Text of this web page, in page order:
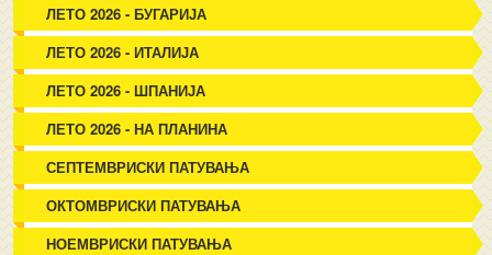
ЛЕТО 2026 - БУГАРИЈА
ЛЕТО 2026 - ИТАЛИЈА
ЛЕТО 2026 - ШПАНИЈА
ЛЕТО 2026 - НА ПЛАНИНА
СЕПТЕМВРИСКИ ПАТУВАЊА
ОКТОМВРИСКИ ПАТУВАЊА
НОЕМВРИСКИ ПАТУВАЊА